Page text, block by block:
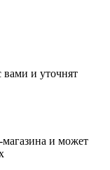
вами и уточнят
магазина и может